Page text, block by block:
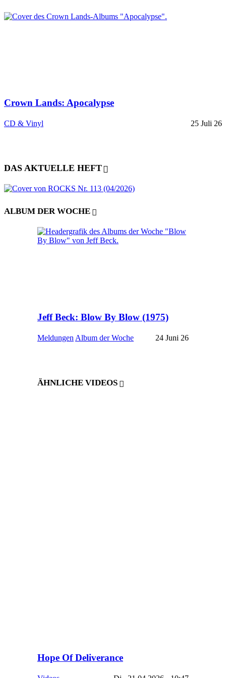
Crown Lands: Apocalypse
CD & Vinyl 25 Juli 26
DAS AKTUELLE HEFT
ALBUM DER WOCHE
Jeff Beck: Blow By Blow (1975)
Meldungen Album der Woche 24 Juni 26
ÄHNLICHE VIDEOS
Hope Of Deliverance